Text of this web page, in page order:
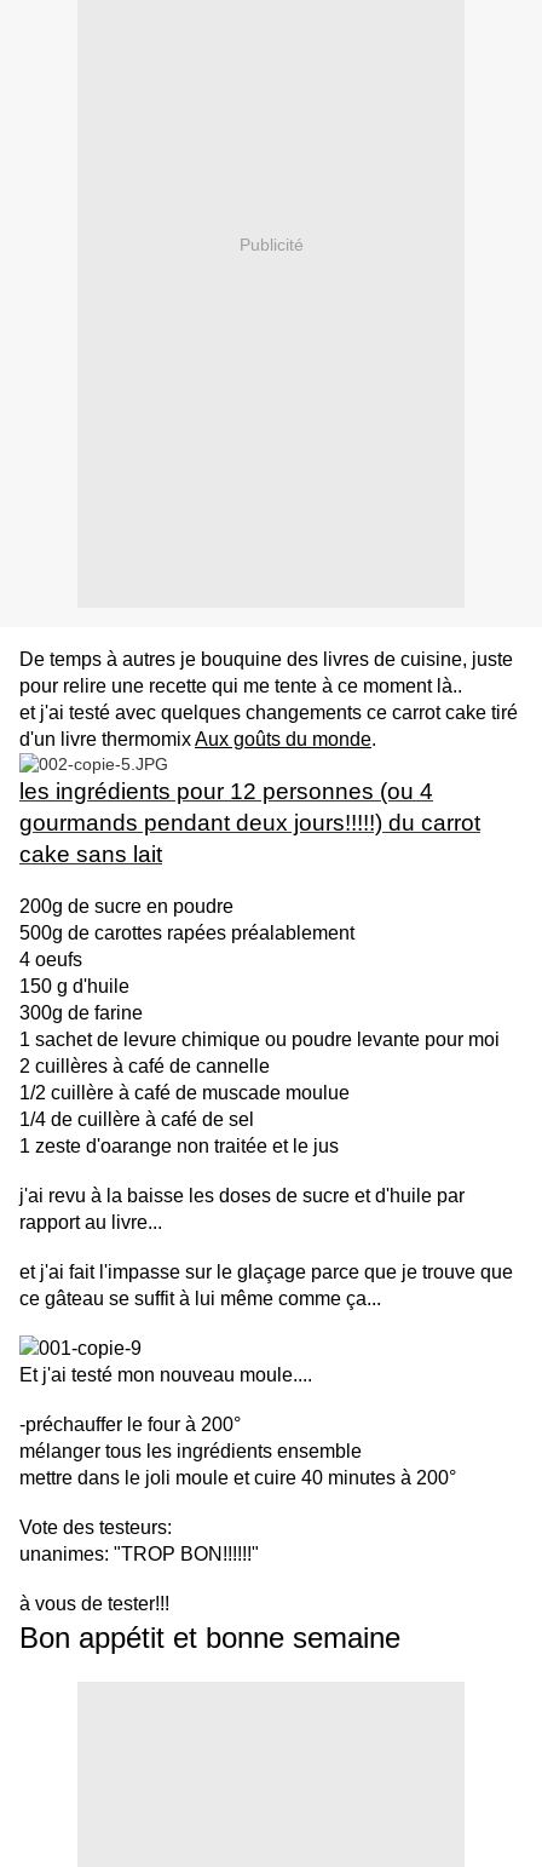
Publicité
De temps à autres je bouquine des livres de cuisine, juste
pour relire une recette qui me tente à ce moment là..
et j'ai testé avec quelques changements ce carrot cake tiré
d'un livre thermomixAux goûts du monde.
les ingrédients pour 12 personnes (ou 4
gourmands pendant deux jours!!!!!) du carrot
cake sans lait
200g de sucre en poudre
500g de carottes rapées préalablement
4 oeufs
150 g d'huile
300g de farine
1 sachet de levure chimique ou poudre levante pour moi
2 cuillères à café de cannelle
1/2 cuillère à café de muscade moulue
1/4 de cuillère à café de sel
1 zeste d'oarange non traitée et le jus
j'ai revu à la baisse les doses de sucre et d'huile par
rapport au livre...
et j'ai fait l'impasse sur le glaçage parce que je trouve que
ce gâteau se suffit à lui même comme ça...
Et j'ai testé mon nouveau moule....
-préchauffer le four à 200°
mélanger tous les ingrédients ensemble
mettre dans le joli moule et cuire 40 minutes à 200°
Vote des testeurs:
unanimes: "TROP BON!!!!!!"
à vous de tester!!!
Bon appétit et bonne semaine